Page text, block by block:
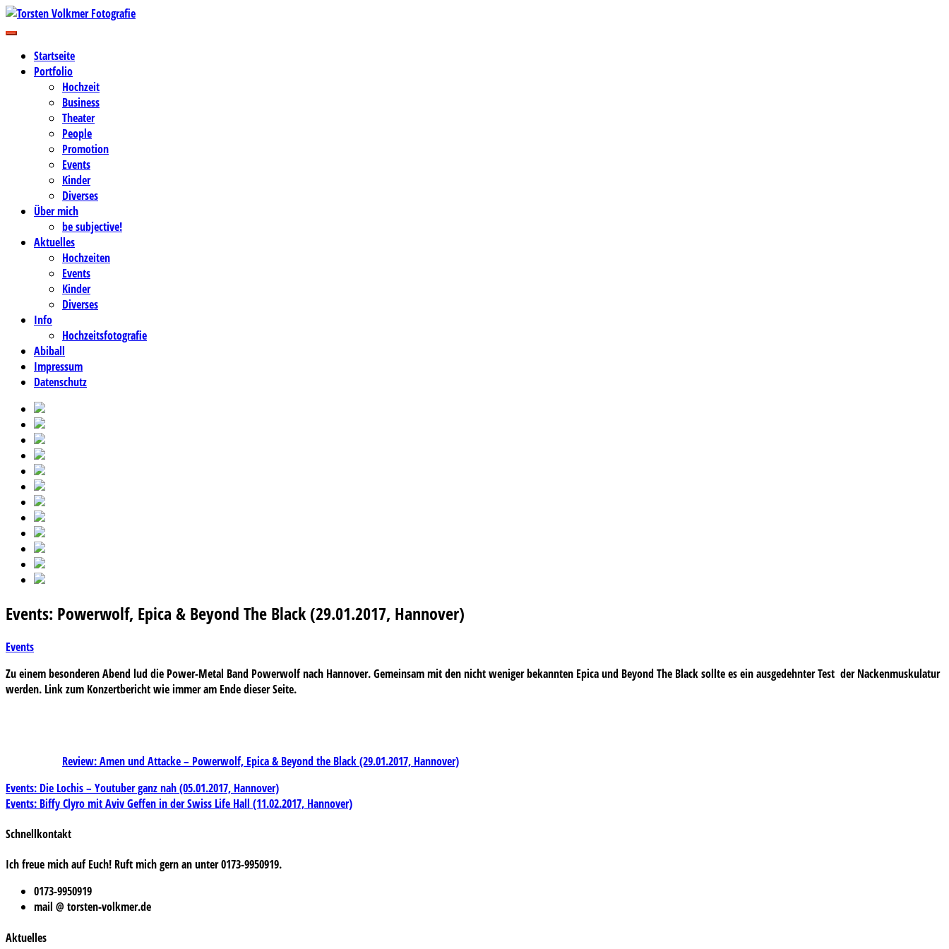
Zum
Inhalt
Torsten Volkmer Fotografie
Business-, Portrait- und Hochzeitsfotografie
Startseite
Portfolio
Hochzeit
Business
Theater
People
Promotion
Events
Kinder
Diverses
Über mich
be subjective!
Aktuelles
Hochzeiten
Events
Kinder
Diverses
Info
Hochzeitsfotografie
Abiball
Impressum
Datenschutz
Events: Powerwolf, Epica & Beyond The Black (29.01.2017, Hannover)
Events
Zu einem besonderen Abend lud die Power-Metal Band Powerwolfnach Hannover. Gemeinsam mit den nicht weniger bekannten Epicaund Beyond The Blacksollte es ein ausgedehnter Test der Nackenmuskulatur
werden. Link zum Konzertbericht wie immer am Ende dieser Seite.
Review: Amen und Attacke – Powerwolf, Epica & Beyond the Black (29.01.2017, Hannover)
Beitragsnavigation
Events: Die Lochis – Youtuber ganz nah (05.01.2017, Hannover)
Events: Biffy Clyro mit Aviv Geffen in der Swiss Life Hall (11.02.2017, Hannover)
Schnellkontakt
Ich freue mich auf Euch! Ruft mich gern an unter 0173-9950919.
0173-9950919
mail @ torsten-volkmer.de
Aktuelles